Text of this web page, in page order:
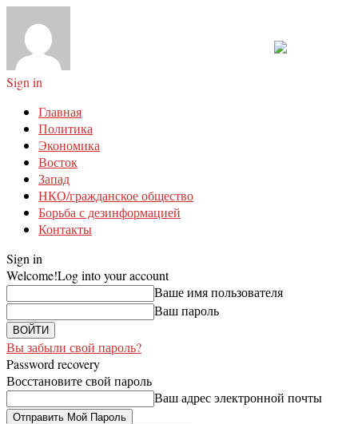
Sign in
Главная
Политика
Экономика
Восток
Запад
НКО/гражданское общество
Борьба с дезинформацией
Контакты
Sign in
Welcome!Log into your account
Ваше имя пользователя
Ваш пароль
Вы забыли свой пароль?
Password recovery
Восстановите свой пароль
Ваш адрес электронной почты